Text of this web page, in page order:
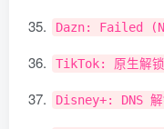
Dazn: Failed (
TikTok: 原生解锁
Disney+: DNS